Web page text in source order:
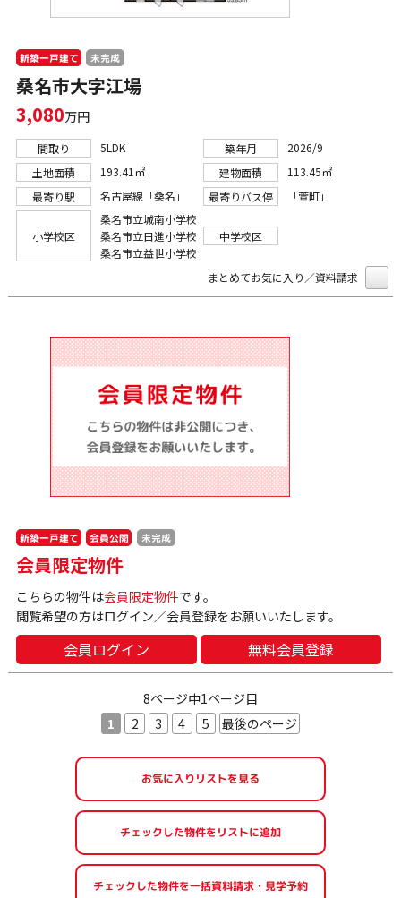
新築一戸建て 未完成
桑名市大字江場
3,080万円
間取り 5LDK 築年月
2026/9
土地面積
193.41㎡ 建物面積
113.45㎡
最寄り駅
名古屋線「桑名」 最寄りバス停 「萱町」
小学校区
桑名市立城南小学校
桑名市立日進小学校
桑名市立益世小学校
中学校区
まとめてお気に入り／資料請求
新築一戸建て 会員公開 未完成
会員限定物件
こちらの物件は会員限定物件です。
閲覧希望の方はログイン／会員登録をお願いいたします。
会員ログイン 無料会員登録
8ページ中1ページ目
1
2 3 4 5 最後のページ
お気に入りリストを見る